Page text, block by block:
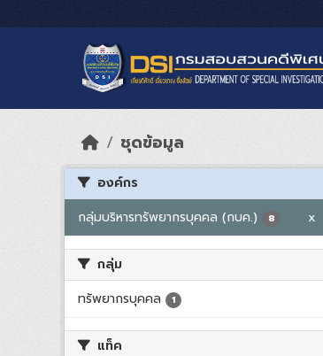
ชุดข้อมูล
องค์กร
กลุ่มบริหารทรัพยากรบุคคล (กบค.)
8 x
กลุ่ม
ทรัพยากรบุคคล
1
แท็ค